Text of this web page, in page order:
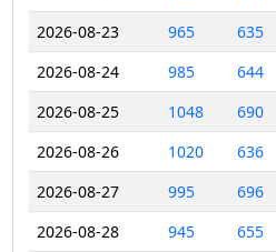
2026-08-23
965 635
2026-08-24
985 644
2026-08-25
1048 690
2026-08-26
1020 636
2026-08-27
995 696
2026-08-28
945 655